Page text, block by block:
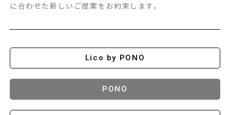
に合わせた新しいご提案をお約束します。
Lico by PONO
PONO